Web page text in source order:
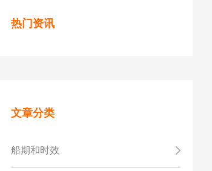
热门资讯
文章分类
船期和时效